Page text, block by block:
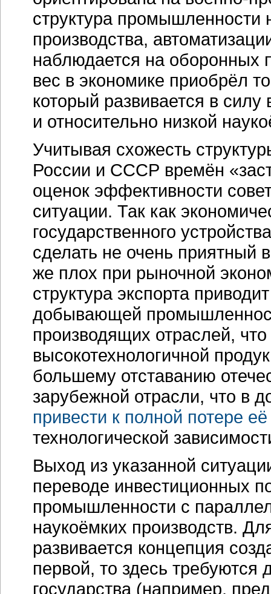
структура промышленности
производства,
наблюдается на оборонных
вес в экономике приобрёл
который развивается в
и относительно низкой
Учитывая схожесть
России и СССР времён
оценок эффективности
ситуации. Так как
государственного
сделать не очень приятный
же плох при рыночной
структура экспорта
добывающей
производящих отраслей,
высокотехнологичной
большему отставанию
зарубежной отрасли, что в
привести к полной потере
технологической
Выход из указанной
переводе инвестиционных
промышленности с
наукоёмких производств.
развивается концепция
первой, то здесь
государства (например,